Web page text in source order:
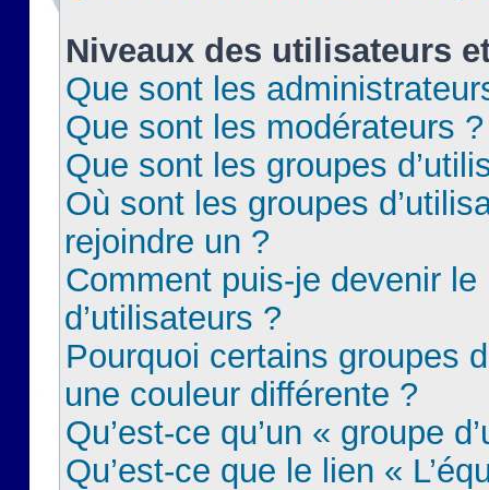
Niveaux des utilisateurs
Que sont les
Que sont les modérateurs ?
Que sont les groupes
Où sont les groupes
rejoindre un ?
Comment puis-je devenir le
d’utilisateurs ?
Pourquoi certains groupes
une couleur différente ?
Qu’est-ce qu’un « groupe
Qu’est-ce que le lien «